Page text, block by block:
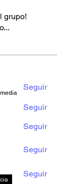
grupo!
...
Seguir
Seguir
Seguir
Seguir
Seguir